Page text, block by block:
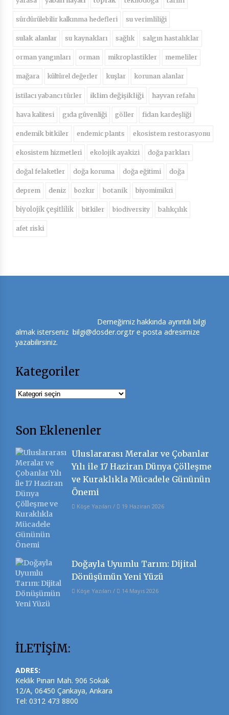
sürdürülebilir kalkınma hedefleri su verimliliği
sulak alanlar su kaynakları sağlık salgın hastalıklar
orman yangınları orman mikroplastikler memeliler
mağara kültürel değerler kuşlar korunan alanlar
istilacı yabancı türler iklim değişikliği hayvan refahı
hava kalitesi gıda güvenliği göller fidan kardeşliği
endemik bitkiler endemic plants ekosistem restorasyonu
ekosistem hizmetleri ekolojik ayakizi doğa parkları
doğal felaketler doğa koruma doğa eğitimi doğa
deprem deniz bozkır botanik biyomimikri
biyolojik çeşitlilik bitkiler biodiversity balıkçılık
afet riski
Derneğimiz hakkında ayrıntılı bilgi
almak isterseniz bilgi@dosder.org.tr e-posta adresimize
yazabilirsiniz.
Kategoriler
Kategoriler
Son Eklenenler
Uluslararası Meralar ve Çobanlar
Yılı ile 17 Haziran Dünya Çölleşme
ve Kuraklıkla Mücadele Gününün
Önemi
Köşe Yazıları / 19 Haziran 2026
Doğayla Uyumlu Tarım: Dijital
Dönüşümün Yeni Yüzü
Köşe Yazıları / 14 Mayıs 2026
İLETİŞİM:
ADRES:
Keklik Pınarı Mah. 906 Sokak
12/A, 06450 Çankaya, Ankara
Tel: 0312 473 8800